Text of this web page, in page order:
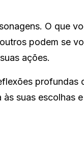
O que
podem se
ações.
profundas
suas escolhas